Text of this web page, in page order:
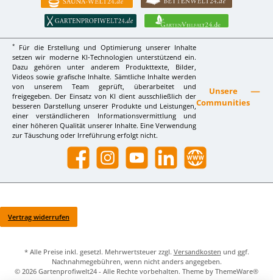
*
Für die Erstellung und Optimierung unserer Inhalte
setzen wir moderne KI-Technologien unterstützend ein.
Dazu gehören unter anderem Produkttexte, Bilder,
Videos sowie grafische Inhalte. Sämtliche Inhalte werden
von unserem Team geprüft, überarbeitet und
freigegeben. Der Einsatz von KI dient ausschließlich der
besseren Darstellung unserer Produkte und Leistungen,
einer verständlicheren Informationsvermittlung und
einer höheren Qualität unserer Inhalte. Eine Verwendung
zur Täuschung oder Irreführung erfolgt nicht.
Unsere
Communities
Facebook InstagramYouTube LinkedIn Website
Vertrag widerrufen
* Alle Preise inkl. gesetzl. Mehrwertsteuer zzgl. Versandkosten und ggf.
Nachnahmegebühren, wenn nicht anders angegeben.
© 2026 Gartenprofiwelt24 - Alle Rechte vorbehalten. Theme by ThemeWare®